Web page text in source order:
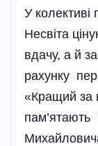
У колективі
Несвіта
вдачу, а й
рахунку
«Кращий за
пам’ятають